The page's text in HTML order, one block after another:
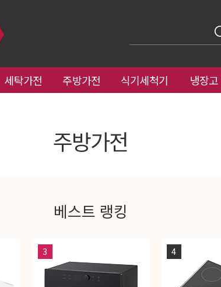
세탁가전 주방가전 식기세척기 냉장고
주방가전
베스트 랭킹
3 4